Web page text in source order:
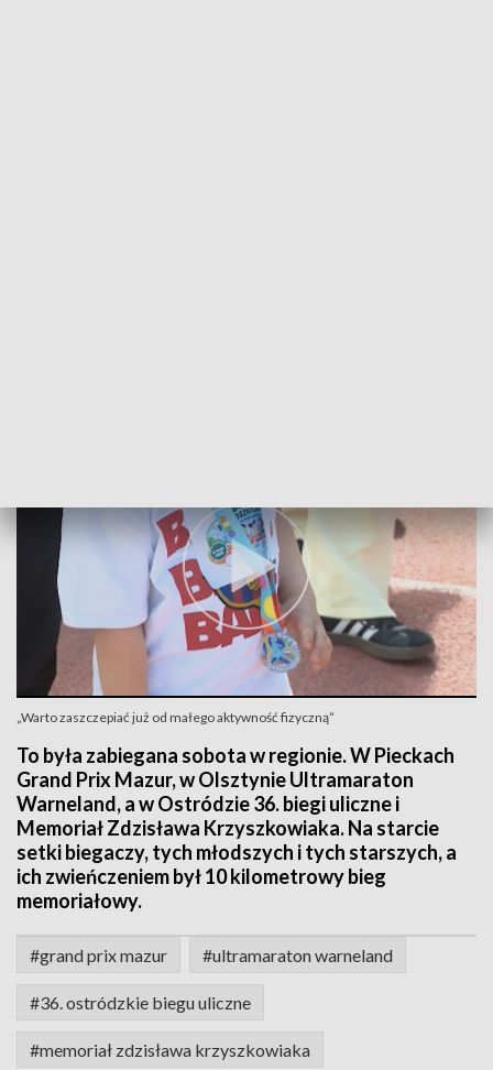
„Warto zaszczepiać już od małego aktywność fizyczną”
To była zabiegana sobota w regionie. W Pieckach
Grand Prix Mazur, w Olsztynie Ultramaraton
Warneland, a w Ostródzie 36. biegi uliczne i
Memoriał Zdzisława Krzyszkowiaka. Na starcie
setki biegaczy, tych młodszych i tych starszych, a
ich zwieńczeniem był 10 kilometrowy bieg
memoriałowy.
#grand prix mazur #ultramaraton warneland
#36. ostródzkie biegu uliczne
#memoriał zdzisława krzyszkowiaka